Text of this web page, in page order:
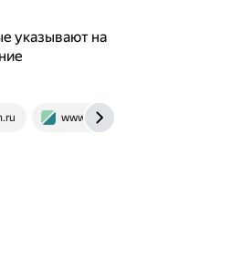
указывают на
www.rbc.ru